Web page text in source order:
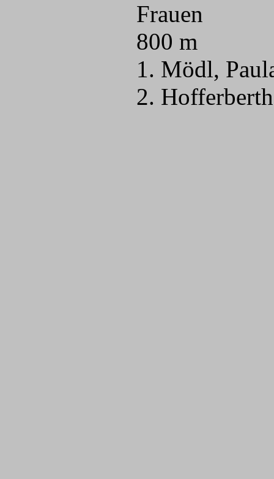
Frauen
800 m
1. Mödl,
2.